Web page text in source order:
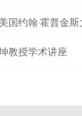
教授学术讲座